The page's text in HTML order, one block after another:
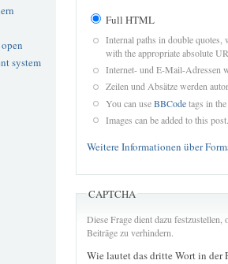
Full HTML
Internal paths in double quotes,
with the appropriate absolute
Internet- und E-Mail-Adressen
Zeilen und Absätze werden
You can useBBCodetags in
Images can be added to this post.
Weitere Informationen über
CAPTCHA
Diese Frage dient dazu
Beiträge zu verhindern.
Wie lautet das dritte Wort in der